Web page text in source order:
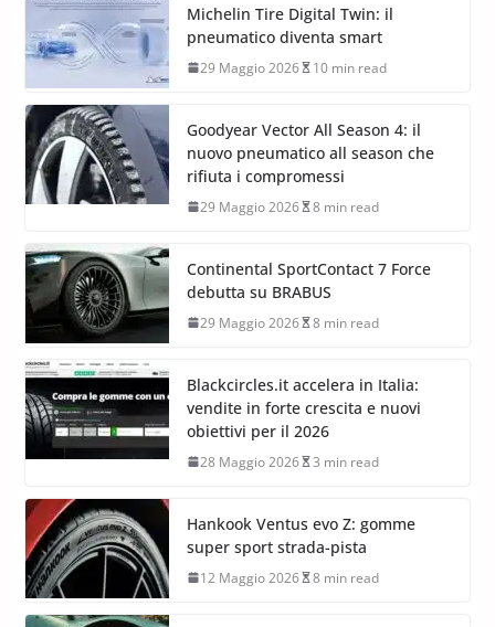
Michelin Tire Digital Twin: il
pneumatico diventa smart
29 Maggio 2026 10 min read
Goodyear Vector All Season 4: il
nuovo pneumatico all season che
rifiuta i compromessi
29 Maggio 2026 8 min read
Continental SportContact 7 Force
debutta su BRABUS
29 Maggio 2026 8 min read
Blackcircles.it accelera in Italia:
vendite in forte crescita e nuovi
obiettivi per il 2026
28 Maggio 2026 3 min read
Hankook Ventus evo Z: gomme
super sport strada-pista
12 Maggio 2026 8 min read